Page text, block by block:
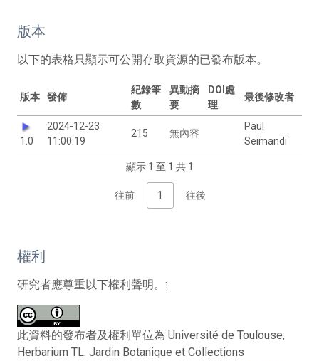
版本
以下的表格只顯示可公開存取資源的已發布版本。
版本 發佈
紀錄筆
數
異動摘
要
DOI處
理
最後修改者
1.0
2024-12-23
11:00:19
215 無內容
Paul
Seimandi
顯示 1 至 1 共 1
往前 1 往後
權利
研究者應尊重以下權利聲明。:
此資料的發布者及權利單位為 Université de Toulouse,
Herbarium TL. Jardin Botanique et Collections